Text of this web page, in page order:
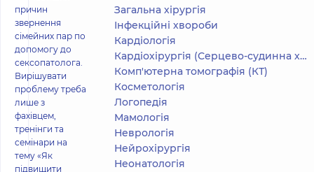
причин
звернення
сімейних пар по
допомогу до
сексопатолога.
Вирішувати
проблему треба
лише з
фахівцем,
тренінги та
семінари на
тему «Як
підвищити
Загальна хірургія
Інфекційні хвороби
Кардіологія
Кардіохірургія (Серцево-судинна хірургія)
Комп'ютерна томографія (КТ)
Косметологія
Логопедія
Мамологія
Неврологія
Нейрохірургія
Неонатологія